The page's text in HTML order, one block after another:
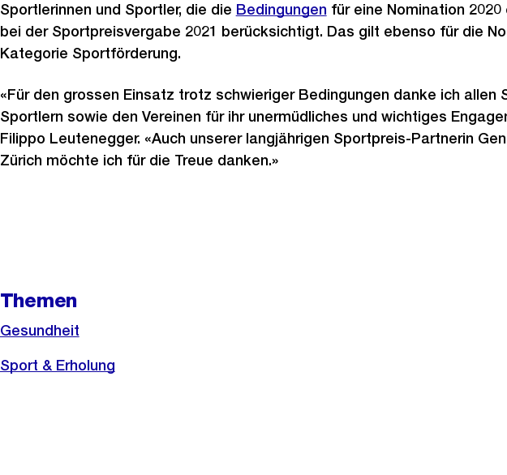
Sportlerinnen und Sportler, die die Bedingungen für eine Nomination
bei der Sportpreisvergabe 2021 berücksichtigt. Das gilt ebenso für die
Kategorie Sportförderung.
«Für den grossen Einsatz trotz schwieriger Bedingungen danke ich allen
Sportlern sowie den Vereinen für ihr unermüdliches und wichtiges
Filippo Leutenegger. «Auch unserer langjährigen Sportpreis-Partnerin
Zürich möchte ich für die Treue danken.»
Themen
Gesundheit
Sport & Erholung